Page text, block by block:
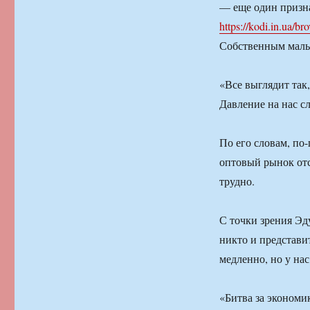
— еще один
https://kodi.in.ua/
Собственным
«Все выглядит
Давление на нас
По его словам,
оптовый рынок
трудно.
С точки зрения
никто и
медленно, но у
«Битва за